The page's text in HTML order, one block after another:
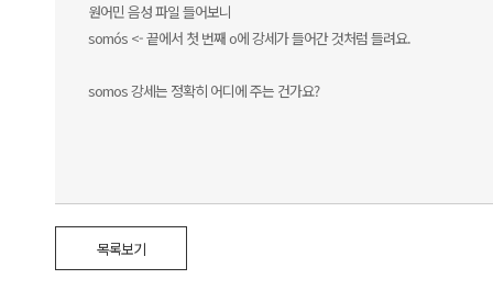
원어민 음성 파일 들어보니
somós <- 끝에서 첫 번째 o에 강세가 들어간 것처럼 들려요.
somos 강세는 정확히 어디에 주는 건가요?
목록보기